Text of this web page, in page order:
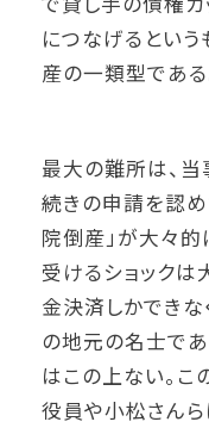
につなげるという
産の一類型である
最大の難所は、
続きの申請を認め
院倒産」が大々
受けるショックは
金決済しかでき
の地元の名士で
はこの上ない。
役員や小松さん